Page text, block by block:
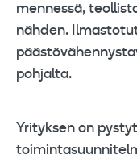
mennessä,
nähden.
pohjalta.
Yrityksen on